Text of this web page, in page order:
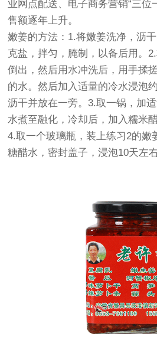
业网点配送、电子商务营销“三位
售额逐年上升。
嫩姜的方法：1.将嫩姜洗净，沥
克盐，拌匀，腌制，以备后用。
倒出，然后用水冲洗后，用手揉
的水。然后加入适量的冷水浸泡
沥干并放在一旁。3.取一锅，加
水煮至融化，冷却后，加入糯米
4.取一个玻璃瓶，装上练习2的嫩
糖醋水，密封盖子，浸泡10天左